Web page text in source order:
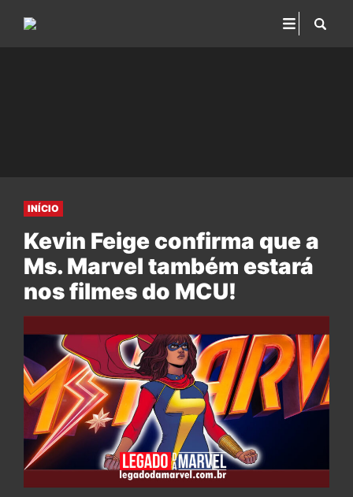
INÍCIO
Kevin Feige confirma que a
Ms. Marvel também estará
nos filmes do MCU!